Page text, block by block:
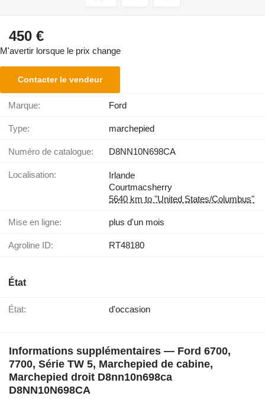
450 €
M'avertir lorsque le prix change
Contacter le vendeur
Marque: Ford
Type: marchepied
Numéro de catalogue: D8NN10N698CA
Localisation:
Irlande
Courtmacsherry
5640 km to "United States/Columbus"
Mise en ligne: plus d'un mois
Agroline ID: RT48180
État
État: d'occasion
Informations supplémentaires — Ford 6700,
7700, Série TW 5, Marchepied de cabine,
Marchepied droit D8nn10n698ca
D8NN10N698CA